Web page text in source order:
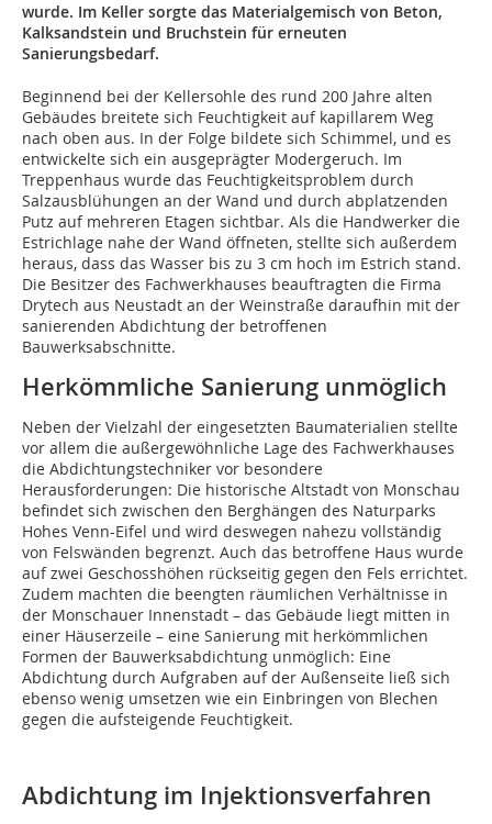
wurde. Im Keller sorgte das Materialgemisch von Beton,
Kalksandstein und Bruchstein für erneuten
Sanierungsbedarf.
Beginnend bei der Kellersohle des rund 200 Jahre alten
Gebäudes breitete sich Feuchtigkeit auf kapillarem Weg
nach oben aus. In der Folge bildete sich Schimmel, und es
entwickelte sich ein ausgeprägter Modergeruch. Im
Treppenhaus wurde das Feuchtigkeitsproblem durch
Salzausblühungen an der Wand und durch abplatzenden
Putz auf mehreren Etagen sichtbar. Als die Handwerker die
Estrichlage nahe der Wand öffneten, stellte sich außerdem
heraus, dass das Wasser bis zu 3 cm hoch im Estrich stand.
Die Besitzer des Fachwerkhauses beauftragten die Firma
Drytech aus Neustadt an der Weinstraße daraufhin mit der
sanierenden Abdichtung der betroffenen
Bauwerksabschnitte.
Herkömmliche Sanierung unmöglich
Neben der Vielzahl der eingesetzten Baumaterialien stellte
vor allem die außergewöhnliche Lage des Fachwerkhauses
die Abdichtungstechniker vor besondere
Herausforderungen: Die historische Altstadt von Monschau
befindet sich zwischen den Berghängen des Naturparks
Hohes Venn-Eifel und wird deswegen nahezu vollständig
von Felswänden begrenzt. Auch das betroffene Haus wurde
auf zwei Geschosshöhen rückseitig gegen den Fels errichtet.
Zudem machten die beengten räumlichen Verhältnisse in
der Monschauer Innenstadt – das Gebäude liegt mitten in
einer Häuserzeile – eine Sanierung mit herkömmlichen
Formen der Bauwerksabdichtung unmöglich: Eine
Abdichtung durch Aufgraben auf der Außenseite ließ sich
ebenso wenig umsetzen wie ein Einbringen von Blechen
gegen die aufsteigende Feuchtigkeit.
Abdichtung im Injektionsverfahren